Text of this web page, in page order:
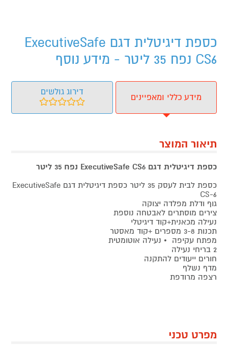
כספת ‏דיגיטלית דגם ExecutiveSafe
CS6 נפח 35 ליטר - מידע נוסף
מידע כללי ומאפיינים
דירוג גולשים
תיאור המוצר
כספת ‏דיגיטלית דגם ExecutiveSafe CS6 נפח 35 ליטר
כספת לבית לעסק 35 ליטר כספת ‏דיגיטלית דגם ExecutiveSafe
CS-6
גוף ודלת מפלדה יצוקה
צירים מוסתרים לאבטחה נוספת
נעילה מכאנית+קוד דיגיטלי
תכנות 3-8 מספרים +קוד מאסטר
מפתח עקיפה • נעילה אוטומטית
2 בריחי נעילה
חורים ייעודים להתקנה
מדף נשלף
רצפה מרודפת
מפרט טכני